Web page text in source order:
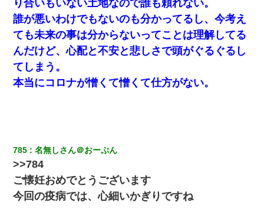
に隠している事に気づいた俺「忍びこんでみよう！」→ 結
果
13歳娘が元嫁のところから逃げてきた。どう扱ったらいい
のかわからない
旦那が長男のDNA鑑定をしたら血縁関係0%だった。旦那
【唖然】帰宅したら旦那のスポーツカーが消えていた。警
察『目立つし、すぐ見つかるかもしれません』→ 数時間
後・・警察『××さんご存じですか？』
り合いもいない土地なので誰も頼れない。
誰が悪いわけでもないのも分かってるし、今考え
ても未来の事は分からないってことは理解してる
んだけど、心配と不安と悲しさで頭がぐるぐるし
てしまう。
本当にコロナが憎くて憎くて仕方がない。
785 名無しさん＠おーぷん
>>784
ご懐妊おめでとうございます
今回の疫病では、心細いかぎりですね